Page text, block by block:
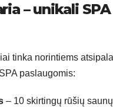
– unikali SPA
tinka norintiems
paslaugomis:
– 10 skirtingų rūšių